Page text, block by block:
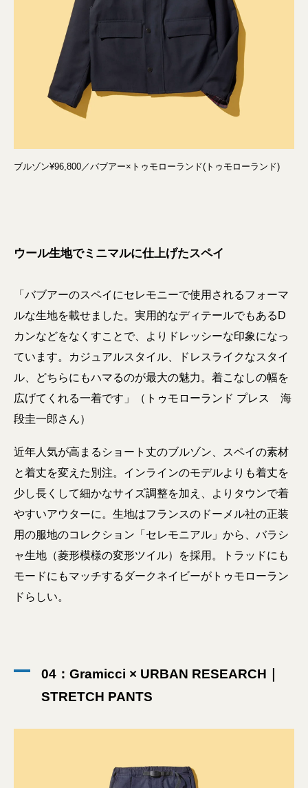
ブルゾン¥96,800／バブアー×トゥモローランド(トゥモローランド)
ウール生地でミニマルに仕上げたスペイ
「バブアーのスペイにセレモニーで使用されるフォーマ
ルな生地を載せました。実用的なディテールでもあるD
カンなどをなくすことで、よりドレッシーな印象になっ
ています。カジュアルスタイル、ドレスライクなスタイ
ル、どちらにもハマるのが最大の魅力。着こなしの幅を
広げてくれる一着です」（トゥモローランド プレス 海
段圭一郎さん）
近年人気が高まるショート丈のブルゾン、スペイの素材
と着丈を変えた別注。インラインのモデルよりも着丈を
少し長くして細かなサイズ調整を加え、よりタウンで着
やすいアウターに。生地はフランスのドーメル社の正装
用の服地のコレクション「セレモニアル」から、バラシ
ャ⽣地（菱形模様の変形ツイル）を採用。トラッドにも
モードにもマッチするダークネイビーがトゥモローラン
ドらしい。
04：Gramicci × URBAN RESEARCH｜
STRETCH PANTS